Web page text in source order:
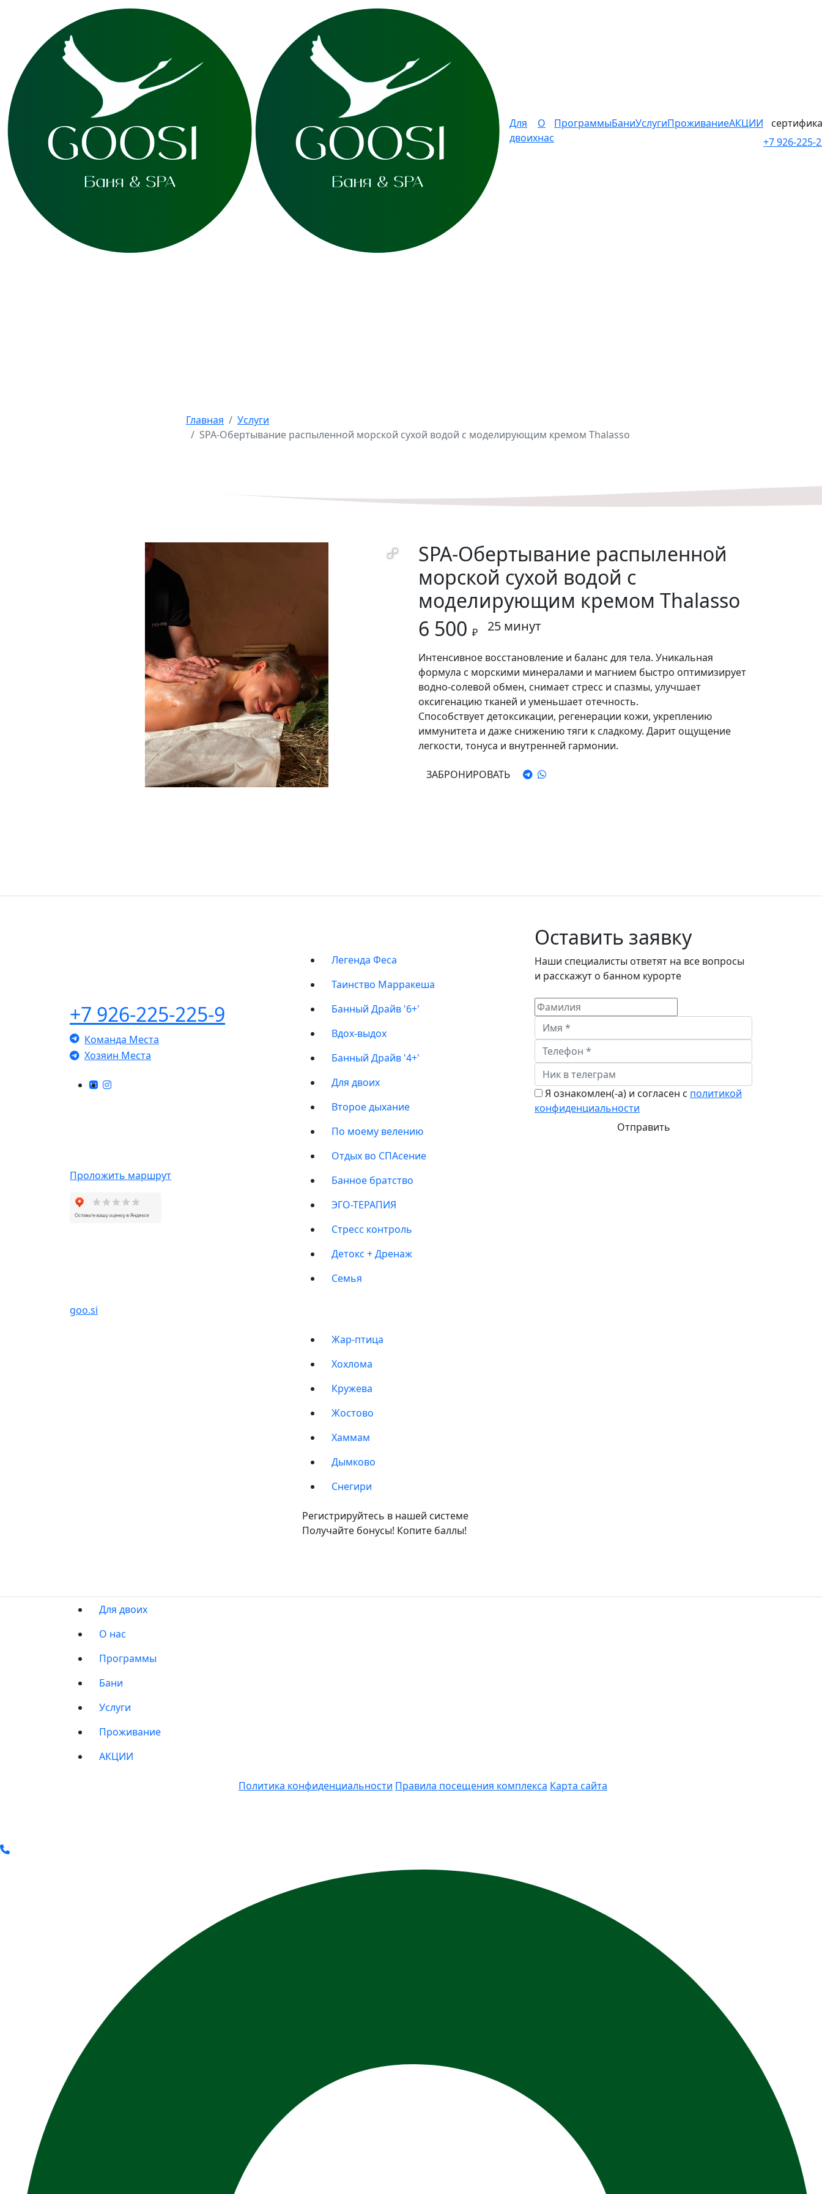
Для
двоих
О
нас
ПрограммыБаниУслугиПроживаниеАКЦИИ
+7 926-225-
Главная
Услуги
SPA-Обертывание распыленной морской сухой водой с моделирующим кремом Thalasso
SPA-Обертывание распыленной
морской сухой водой с
моделирующим кремом Thalasso
6 500 ₽ 25 минут
Интенсивное восстановление и баланс для тела. Уникальная
формула с морскими минералами и магнием быстро оптимизирует
водно-солевой обмен, снимает стресс и спазмы, улучшает
оксигенацию тканей и уменьшает отечность.
Способствует детоксикации, регенерации кожи, укреплению
иммунитета и даже снижению тяги к сладкому. Дарит ощущение
легкости, тонуса и внутренней гармонии.
ЗАБРОНИРОВАТЬ
+7 926-225-225-9
Команда Места
Хозяин Места
Проложить маршрут
goo.si
Легенда Феса
Таинство Марракеша
Банный Драйв '6+'
Вдох-выдох
Банный Драйв '4+'
Для двоих
Второе дыхание
По моему велению
Отдых во СПАсение
Банное братство
ЭГО-ТЕРАПИЯ
Стресс контроль
Детокс + Дренаж
Семья
Жар-птица
Хохлома
Кружева
Жостово
Хаммам
Дымково
Снегири
Регистрируйтесь в нашей системе
Получайте бонусы! Копите баллы!
Оставить заявку
Наши специалисты ответят на все вопросы
и расскажут о банном курорте
Я ознакомлен(-а) и согласен с политикой
конфиденциальности
Отправить
Для двоих
О нас
Программы
Бани
Услуги
Проживание
АКЦИИ
Политика конфиденциальности Правила посещения комплекса Карта сайта